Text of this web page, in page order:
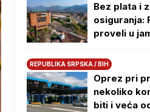
Bez plata i
osiguranja:
proveli u
REPUBLIKA SRPSKA / BIH
Oprez pri
nekoliko
biti i veća